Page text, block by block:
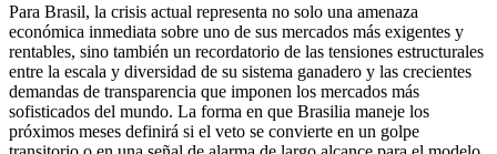
Para Brasil, la crisis actual representa no solo una amenaza
económica inmediata sobre uno de sus mercados más exigentes y
rentables, sino también un recordatorio de las tensiones estructurales
entre la escala y diversidad de su sistema ganadero y las crecientes
demandas de transparencia que imponen los mercados más
sofisticados del mundo. La forma en que Brasilia maneje los
próximos meses definirá si el veto se convierte en un golpe